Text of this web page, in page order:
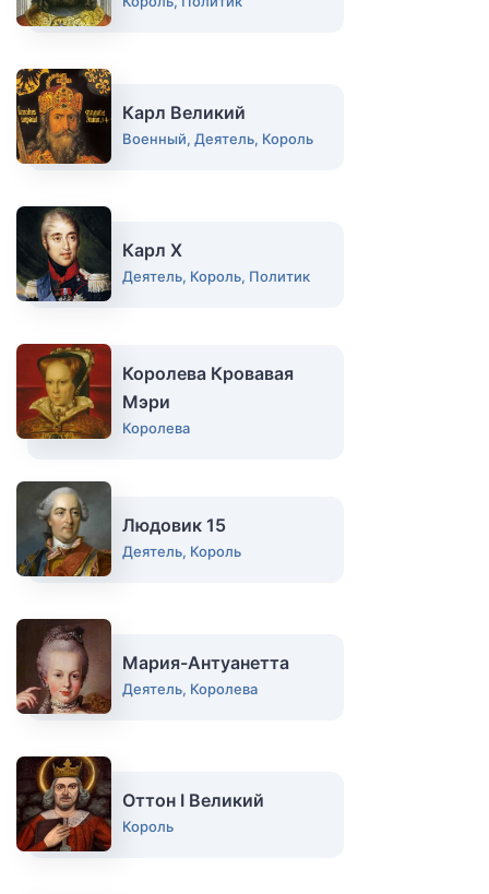
Карл Великий
Военный, Деятель, Король
Карл Х
Деятель, Король, Политик
Королева Кровавая
Мэри
Королева
Людовик 15
Деятель, Король
Мария-Антуанетта
Деятель, Королева
Оттон I Великий
Король